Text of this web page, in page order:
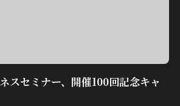
スセミナー、開催100回記念キャ